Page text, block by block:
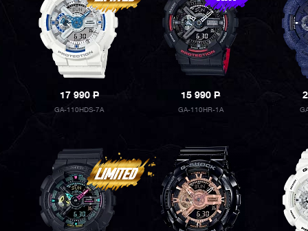
17 990P
GA-110HDS-7A
15 990P
GA-110HR-1A